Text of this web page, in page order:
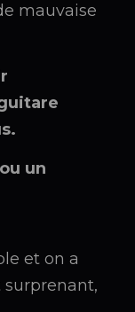
mauvaise
un
et on a
surprenant,